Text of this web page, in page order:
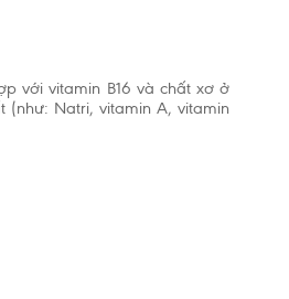
với vitamin B16 và chất xơ ở
(như: Natri, vitamin A, vitamin